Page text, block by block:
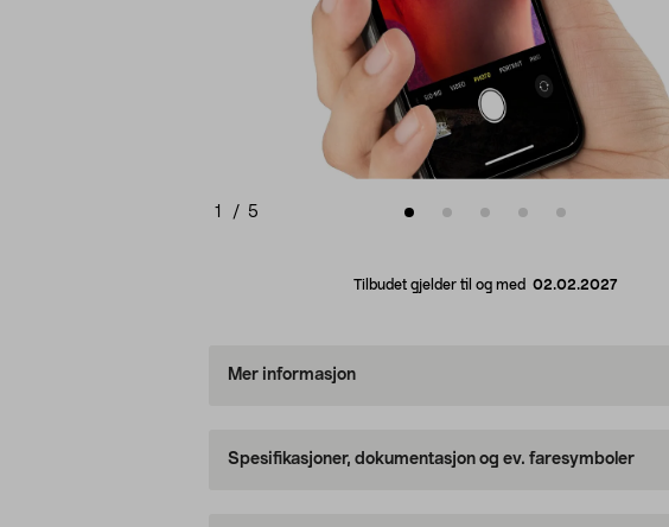
1 / 5
Tilbudet gjelder til og med 02.02.2027
Mer informasjon
Spesifikasjoner, dokumentasjon og ev. faresymboler